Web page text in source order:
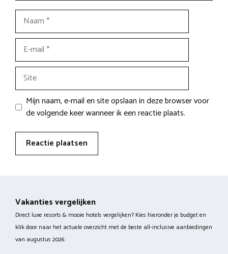
Naam
E-
mail
Site
Mijn naam, e-mail en site opslaan in deze browser voor
de volgende keer wanneer ik een reactie plaats.
Vakanties vergelijken
Direct luxe resorts & mooie hotels vergelijken? Kies hieronder je budget en
klik door naar het actuele overzicht met de beste all-inclusive aanbiedingen
van augustus 2026.